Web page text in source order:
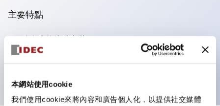
本網站使用cookie
我們使用cookie來將內容和廣告個人化，以提供社交媒體
主要特點
可進行集合密著安裝
附鎖選擇開關採用高安全性的彈子鎖結構